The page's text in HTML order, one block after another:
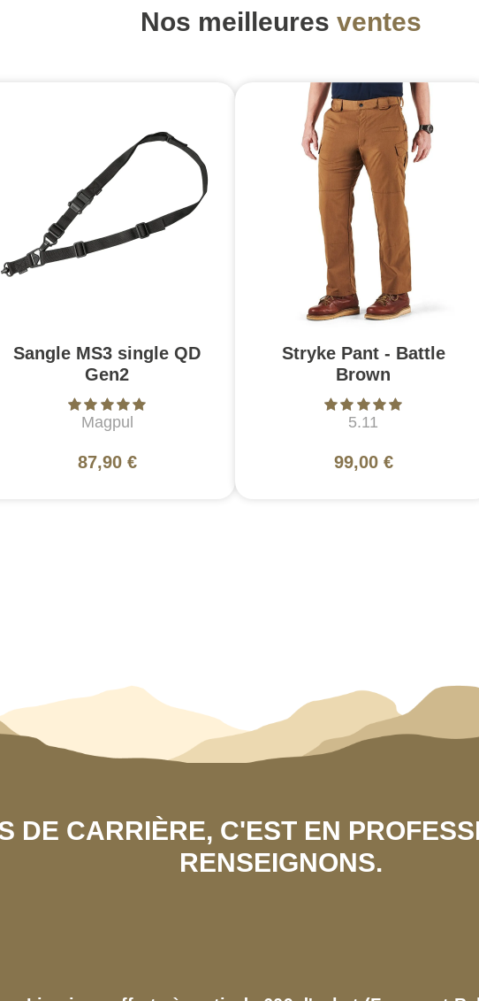
Nos meilleures ventes
Sangle MS3 single QD
Gen2
Magpul
87,90 €
Stryke Pant - Battle
Brown
5.11
99,00 €
DE CARRIÈRE, C'EST EN
RENSEIGNONS.